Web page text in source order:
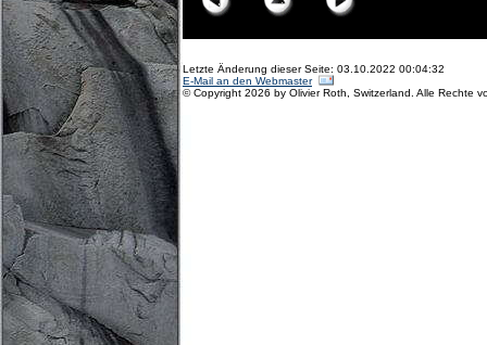
Letzte Änderung dieser Seite: 03.10.2022 00:04:32
E-Mail an den Webmaster
© Copyright 2026 by Olivier Roth, Switzerland. Alle Rechte